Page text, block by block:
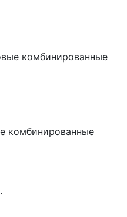
комбинированные
комбинированные